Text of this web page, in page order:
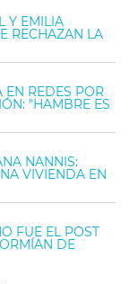
Y EMILIA
RECHAZAN LA
EN REDES POR
"HAMBRE ES
NANNIS:
VIVIENDA EN
FUE EL POST
DE